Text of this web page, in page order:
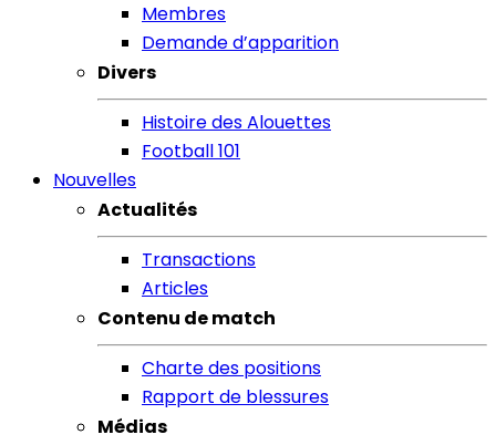
Membres
Demande d’apparition
Divers
Histoire des Alouettes
Football 101
Nouvelles
Actualités
Transactions
Articles
Contenu de match
Charte des positions
Rapport de blessures
Médias